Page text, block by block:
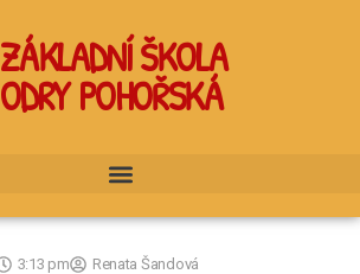
ZÁKLADNÍ ŠKOLA
ODRY POHOŘSKÁ
3:13 pm Renata Šandová